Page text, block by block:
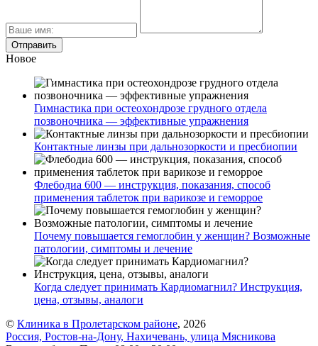
Новое
Гимнастика при остеохондрозе грудного отдела
позвоночника — эффективные упражнения
Контактные линзы при дальнозоркости и пресбиопии
Флебодиа 600 — инструкция, показания, способ
применения таблеток при варикозе и геморрое
Почему повышается гемоглобин у женщин? Возможные
патологии, симптомы и лечение
Когда следует принимать Кардиомагнил? Инструкция,
цена, отзывы, аналоги
© Клиника в Пролетарском районе, 2026
Россия, Ростов-на-Дону, Нахичевань, улица Мясникова